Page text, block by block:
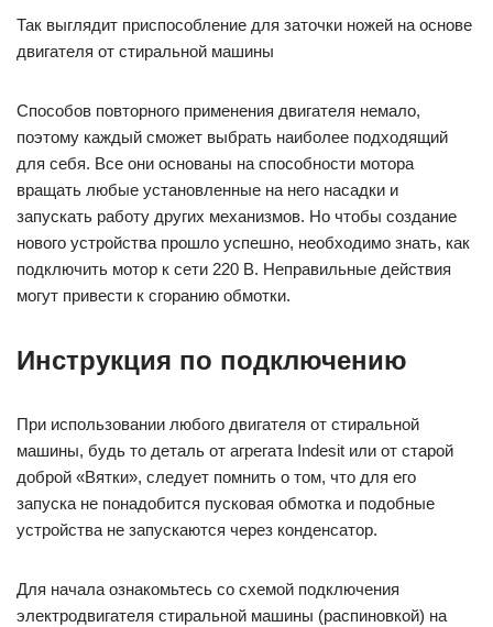
Так выглядит приспособление для заточки ножей на основе
двигателя от стиральной машины
Способов повторного применения двигателя немало,
поэтому каждый сможет выбрать наиболее подходящий
для себя. Все они основаны на способности мотора
вращать любые установленные на него насадки и
запускать работу других механизмов. Но чтобы создание
нового устройства прошло успешно, необходимо знать, как
подключить мотор к сети 220 В. Неправильные действия
могут привести к сгоранию обмотки.
Инструкция по подключению
При использовании любого двигателя от стиральной
машины, будь то деталь от агрегата Indesit или от старой
доброй «Вятки», следует помнить о том, что для его
запуска не понадобится пусковая обмотка и подобные
устройства не запускаются через конденсатор.
Для начала ознакомьтесь со схемой подключения
электродвигателя стиральной машины (распиновкой) на